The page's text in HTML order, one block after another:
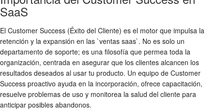
SaaS
El Customer Success (Éxito del Cliente) es el motor que impulsa la
retención y la expansión en las `ventas saas`. No es solo un
departamento de soporte; es una filosofía que permea toda la
organización, centrada en asegurar que los clientes alcancen los
resultados deseados al usar tu producto. Un equipo de Customer
Success proactivo ayuda en la incorporación, ofrece capacitación,
resuelve problemas de uso y monitorea la salud del cliente para
anticipar posibles abandonos.